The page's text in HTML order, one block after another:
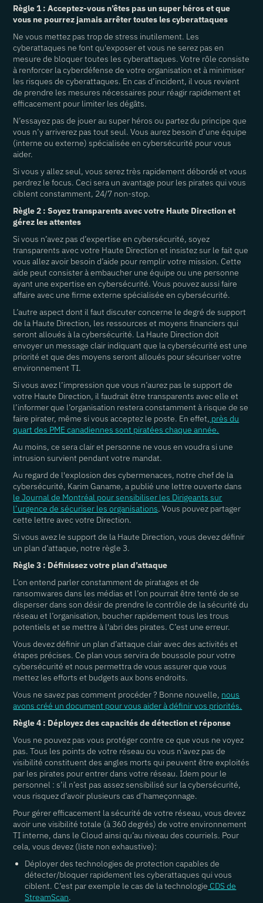
Règle 1 : Acceptez-vous n’êtes pas un super héros et que
vous ne pourrez jamais arrêter toutes les cyberattaques
Ne vous mettez pas trop de stress inutilement. Les
cyberattaques ne font qu'exposer et vous ne serez pas en
mesure de bloquer toutes les cyberattaques. Votre rôle consiste
à renforcer la cyberdéfense de votre organisation et à minimiser
les risques de cyberattaques. En cas d’incident, il vous revient
de prendre les mesures nécessaires pour réagir rapidement et
efficacement pour limiter les dégâts.
N’essayez pas de jouer au super héros ou partez du principe que
vous n’y arriverez pas tout seul. Vous aurez besoin d’une équipe
(interne ou externe) spécialisée en cybersécurité pour vous
aider.
Si vous y allez seul, vous serez très rapidement débordé et vous
perdrez le focus. Ceci sera un avantage pour les pirates qui vous
ciblent constamment, 24/7 non-stop.
Règle 2 : Soyez transparents avec votre Haute Direction et
gérez les attentes
Si vous n’avez pas d’expertise en cybersécurité, soyez
transparents avec votre Haute Direction et insistez sur le fait que
vous allez avoir besoin d’aide pour remplir votre mission. Cette
aide peut consister à embaucher une équipe ou une personne
ayant une expertise en cybersécurité. Vous pouvez aussi faire
affaire avec une firme externe spécialisée en cybersécurité.
L’autre aspect dont il faut discuter concerne le degré de support
de la Haute Direction, les ressources et moyens financiers qui
seront alloués à la cybersécurité. La Haute Direction doit
envoyer un message clair indiquant que la cybersécurité est une
priorité et que des moyens seront alloués pour sécuriser votre
environnement TI.
Si vous avez l’impression que vous n’aurez pas le support de
votre Haute Direction, il faudrait être transparents avec elle et
l’informer que l’organisation restera constamment à risque de se
faire pirater, même si vous acceptez le poste. En effet, près du
quart des PME canadiennes sont piratées chaque année.
Au moins, ce sera clair et personne ne vous en voudra si une
intrusion survient pendant votre mandat.
Au regard de l'explosion des cybermenaces, notre chef de la
cybersécurité, Karim Ganame, a publié une lettre ouverte dans
le Journal de Montréal pour sensibiliser les Dirigeants sur
l’urgence de sécuriser les organisations. Vous pouvez partager
cette lettre avec votre Direction.
Si vous avez le support de la Haute Direction, vous devez définir
un plan d’attaque, notre règle 3.
Règle 3 : Définissez votre plan d’attaque
L’on entend parler constamment de piratages et de
ransomwares dans les médias et l’on pourrait être tenté de se
disperser dans son désir de prendre le contrôle de la sécurité du
réseau et l’organisation, boucher rapidement tous les trous
potentiels et se mettre à l'abri des pirates. C’est une erreur.
Vous devez définir un plan d’attaque clair avec des activités et
étapes précises. Ce plan vous servira de boussole pour votre
cybersécurité et nous permettra de vous assurer que vous
mettez les efforts et budgets aux bons endroits.
Vous ne savez pas comment procéder ? Bonne nouvelle, nous
avons créé un document pour vous aider à définir vos priorités.
Règle 4 : Déployez des capacités de détection et réponse
Vous ne pouvez pas vous protéger contre ce que vous ne voyez
pas. Tous les points de votre réseau ou vous n’avez pas de
visibilité constituent des angles morts qui peuvent être exploités
par les pirates pour entrer dans votre réseau. Idem pour le
personnel : s’il n’est pas assez sensibilisé sur la cybersécurité,
vous risquez d’avoir plusieurs cas d’hameçonnage.
Pour gérer efficacement la sécurité de votre réseau, vous devez
avoir une visibilité totale (à 360 degrés) de votre environnement
TI interne, dans le Cloud ainsi qu’au niveau des courriels. Pour
cela, vous devez (liste non exhaustive):
Déployer des technologies de protection capables de
détecter/bloquer rapidement les cyberattaques qui vous
ciblent. C’est par exemple le cas de la technologie CDS de
StreamScan.